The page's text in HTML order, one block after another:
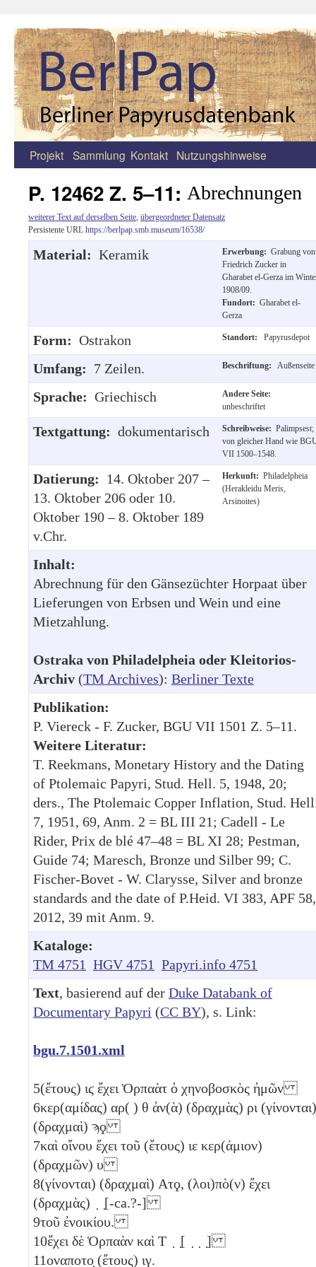
Zum
Projekt Sammlung Kontakt Nutzungshinweise
P. 12462 Z. 5–11: Abrechnungen
weiterer Text auf derselben Seite übergeordneter Datensatz
Persistente URL https://berlpap.smb.museum/16538/
Material: Keramik Erwerbung: Grabung von
Friedrich Zucker in
Gharabet el-Gerza im
1908/09.
Fundort: Gharabet el-
Gerza
Form: Ostrakon Standort: Papyrusdepot
Umfang: 7 Zeilen. Beschriftung: Außenseite
Sprache: Griechisch
Andere Seite:
unbeschriftet
Textgattung: dokumentarisch Schreibweise: Palimpsest;
von gleicher Hand wie
VII 1500–1548.
Datierung: 14. Oktober 207 –
13. Oktober 206 oder 10.
Oktober 190 – 8. Oktober 189
v.Chr.
Herkunft: Philadelpheia
(Herakleidu Meris,
Arsinoites)
Inhalt:
Abrechnung für den Gänsezüchter Horpaat über
Lieferungen von Erbsen und Wein und eine
Mietzahlung.
Ostraka von Philadelpheia oder Kleitorios-
Archiv (TM Archives): Berliner Texte
Publikation:
P. Viereck - F. Zucker, BGU VII 1501 Z. 5–11.
Weitere Literatur:
T. Reekmans, Monetary History and the Dating
of Ptolemaic Papyri, Stud. Hell. 5, 1948, 20;
ders., The Ptolemaic Copper Inflation, Stud.
7, 1951, 69, Anm. 2 = BL III 21; Cadell - Le
Rider, Prix de blé 47–48 = BL XI 28; Pestman,
Guide 74; Maresch, Bronze und Silber 99; C.
Fischer-Bovet - W. Clarysse, Silver and bronze
standards and the date of P.Heid. VI 383, APF 58,
2012, 39 mit Anm. 9.
Kataloge:
TM 4751 HGV 4751 Papyri.info 4751
Text, basierend auf der Duke Databank of
Documentary Papyri (CC BY), s. Link:
bgu.7.1501.xml
5(ἔτους) ιϛ ἔχει Ὁρπαὰτ ὁ χηνοβοσκὸς ἡμῶν
6κερ(αμίδας) αρ( ) θ ἀν(ὰ) (δραχμὰς) ρι (γίνονται)
(δραχμαὶ) ϡϙ
7καὶ οἴνου ἔχει τοῦ (ἔτους) ιε κερ(άμιον)
(δραχμῶν) υ
8(γίνονται) (δραχμαὶ) Ατϙ, (λοι)πὸ(ν) ἔχει
(δραχμὰς) ̣ ̣[-ca.?-]
9τοῦ ἐνοικίου.
10ἔχει δὲ Ὁρπαὰν καὶ Τ ̣ ̣[ ̣ ̣ ̣]
11οναποτο̣ (ἔτους) ιγ.